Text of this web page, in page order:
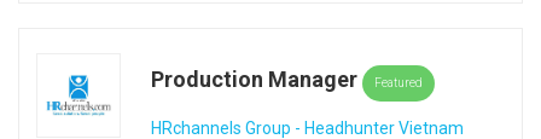
Production Manager Featured
HRchannels Group - Headhunter Vietnam